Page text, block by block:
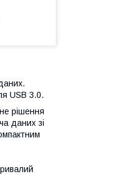
USB 3.0.
рішення
даних зі